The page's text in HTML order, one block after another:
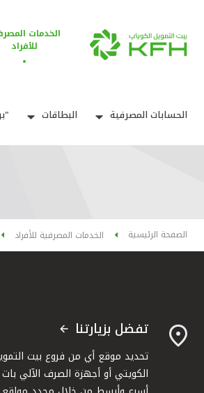
الخدمات
للأفراد
الحسابات المصرفية البطاقات
الصفحة الرئيسية الخدمات المصرفية للأفراد
تفضل بزيارتنا
تحديد موقع أي من فروع بيت
الكويتي أو أجهزة الصرف الآلي بات